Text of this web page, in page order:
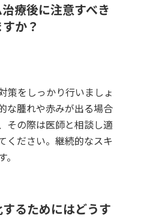
療後に注意すべき
か？
策をしっかり行いましょ
な腫れや赤みが出る場合
その際は医師と相談し適
ください。継続的なスキ
るためにはどうす